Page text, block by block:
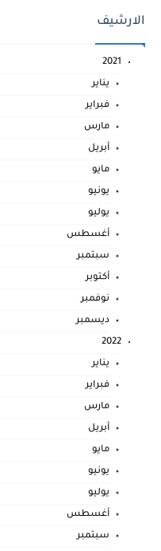
الارشيف
2021
يناير
فبراير
مارس
أبريل
مايو
يونيو
يوليو
أغسطس
سبتمبر
أكتوبر
نوفمبر
ديسمبر
2022
يناير
فبراير
مارس
أبريل
مايو
يونيو
يوليو
أغسطس
سبتمبر